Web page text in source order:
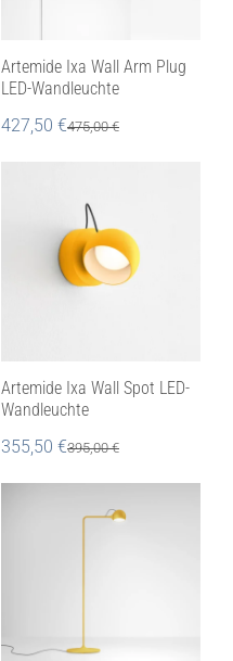
Artemide Ixa Wall Arm Plug
LED-Wandleuchte
427,50 €475,00€
Artemide Ixa Wall Spot LED-
Wandleuchte
355,50 €395,00€